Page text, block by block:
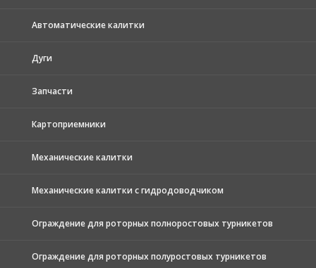
Автоматические калитки
Дуги
Запчасти
Картоприемники
Механические калитки
Механические калитки с гидродоводчиком
Ограждение для роторных полноростовых турникетов
Ограждение для роторных полуростовых турникетов